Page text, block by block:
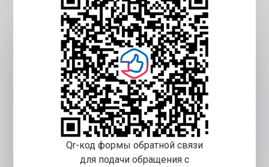
Qr-код формы обратной связи
для подачи обращения с